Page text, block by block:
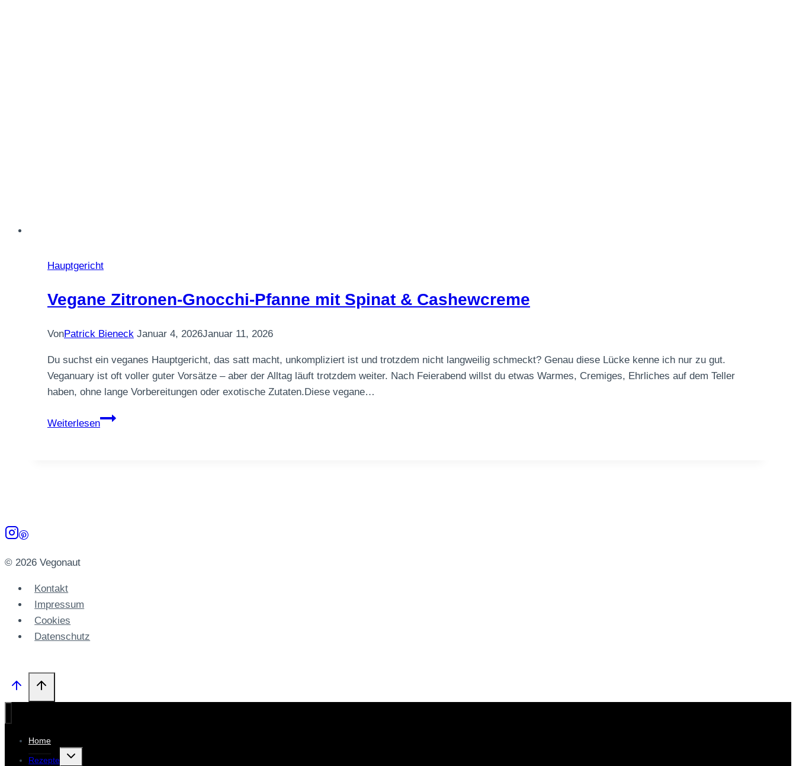
Hauptgericht
Vegane Zitronen-Gnocchi-Pfanne mit Spinat & Cashewcreme
VonPatrick Bieneck Januar 4, 2026Januar 11, 2026
Du suchst ein veganes Hauptgericht, das satt macht, unkompliziert ist und trotzdem nicht langweilig schmeckt? Genau diese Lücke kenne ich nur zu gut.
Veganuary ist oft voller guter Vorsätze – aber der Alltag läuft trotzdem weiter. Nach Feierabend willst du etwas Warmes, Cremiges, Ehrliches auf dem Teller
haben, ohne lange Vorbereitungen oder exotische Zutaten.Diese vegane…
Weiterlesen
Vegane
© 2026 Vegonaut
Kontakt
Impressum
Cookies
Datenschutz­
Home
Rezepte
Untermenü